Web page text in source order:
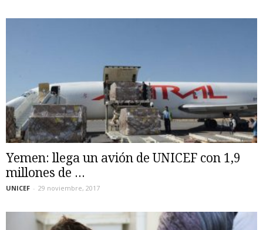
Yemen: llega un avión de UNICEF con 1,9
millones de ...
UNICEF - 29 noviembre, 2017